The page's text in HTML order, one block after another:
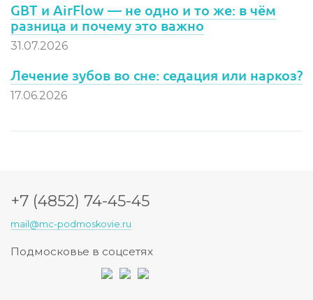
GBT и AirFlow — не одно и то же: в чём
разница и почему это важно
31.07.2026
Лечение зубов во сне: седация или наркоз?
17.06.2026
+7 (4852) 74-45-45
mail@mc-podmoskovie.ru
Подмосковье в соцсетях